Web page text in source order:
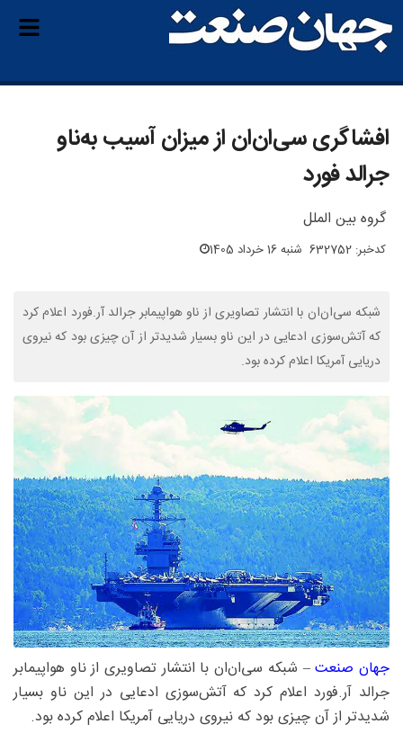
افشاگری سی‌ان‌ان از میزان آسیب به‌ناو
جرالد فورد
گروه بین الملل
کدخبر: 632752 شنبه 16 خرداد 1405
شبکه سی‌ان‌ان با انتشار تصاویری از ناو هواپیمابر جرالد آر.فورد اعلام کرد
که آتش‌سوزی ادعایی در این ناو بسیار شدیدتر از آن چیزی بود که نیروی
دریایی آمریکا اعلام کرده بود.
جهان صنعت– شبکه سی‌ان‌ان با انتشار تصاویری از ناو هواپیمابر
جرالد آر.فورد اعلام کرد که آتش‌سوزی ادعایی در این ناو بسیار
شدیدتر از آن چیزی بود که نیروی دریایی آمریکا اعلام کرده بود.